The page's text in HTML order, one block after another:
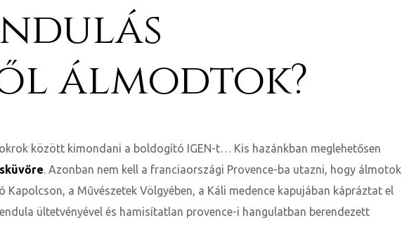
álmodtok?
között kimondani a boldogító IGEN-t… Kis hazánkban meglehetősen
. Azonban nem kell a franciaországi Provence-ba utazni, hogy álmotok
Kapolcson, a Művészetek Völgyében, a Káli medence kapujában kápráztat el
ültetvényével és hamisítatlan provence-i hangulatban berendezett